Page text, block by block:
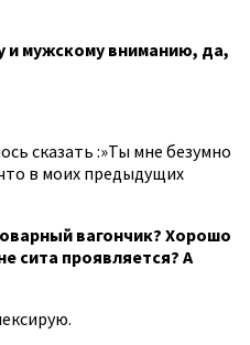
и мужскому вниманию, да,
сказать :»Ты мне безумно
в моих предыдущих
вагончик? Хорошо
сита проявляется? А